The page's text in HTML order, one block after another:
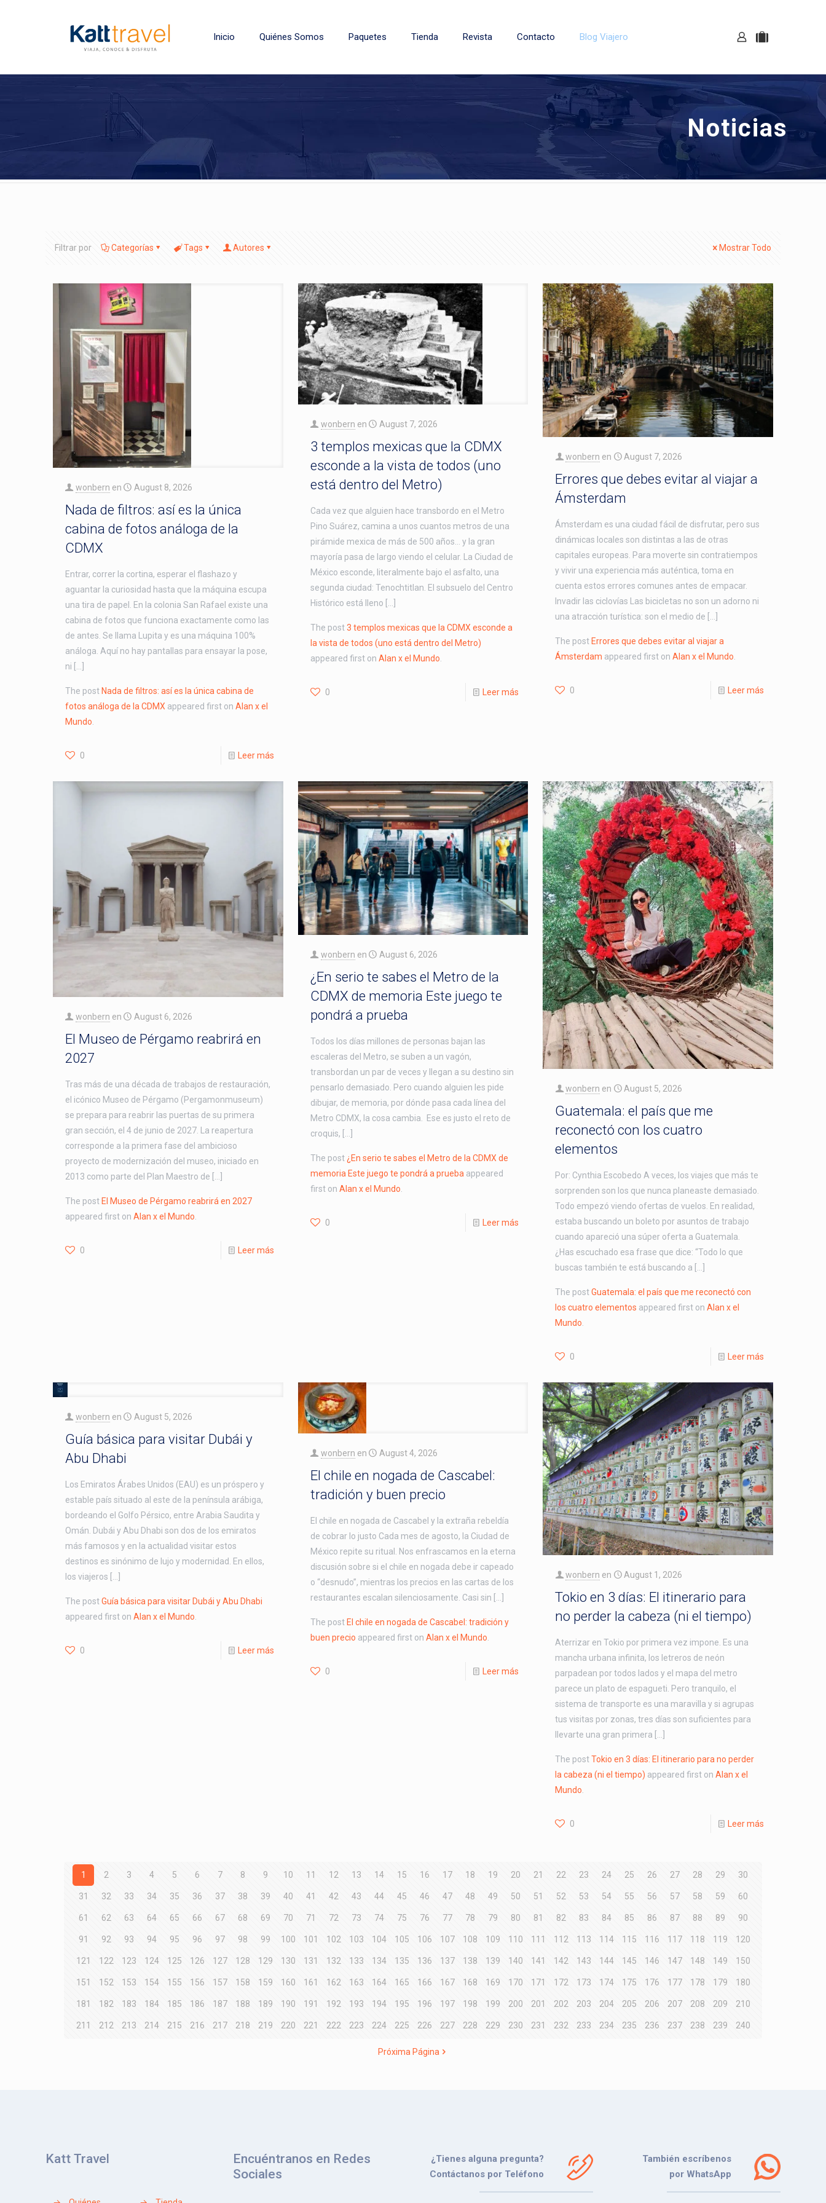
Inicio Quiénes Somos Paquetes Tienda Revista Contacto Blog Viajero
Noticias
Filtrar por Categorías Tags Autores Mostrar Todo
wonbern en August 8, 2026
Nada de filtros: así es la única
cabina de fotos análoga de la
CDMX
Entrar, correr la cortina, esperar el flashazo y
aguantar la curiosidad hasta que la máquina escupa
una tira de papel. En la colonia San Rafael existe una
cabina de fotos que funciona exactamente como las
de antes. Se llama Lupita y es una máquina 100%
análoga. Aquí no hay pantallas para ensayar la pose,
ni […]
The post Nada de filtros: así es la única cabina de
fotos análoga de la CDMX appeared first on Alan x el
Mundo
0 Leer más
wonbern en August 7, 2026
3 templos mexicas que la CDMX
esconde a la vista de todos (uno
está dentro del Metro)
Cada vez que alguien hace transbordo en el Metro
Pino Suárez, camina a unos cuantos metros de una
pirámide mexica de más de 500 años… y la gran
mayoría pasa de largo viendo el celular. La Ciudad de
México esconde, literalmente bajo el asfalto, una
segunda ciudad: Tenochtitlan. El subsuelo del Centro
Histórico está lleno […]
The post3 templos mexicas que la CDMX esconde a
la vista de todos (uno está dentro del Metro)
appeared first on Alan x el Mundo
0 Leer más
wonbern en August 7, 2026
Errores que debes evitar al viajar a
Ámsterdam
Ámsterdam es una ciudad fácil de disfrutar, pero sus
dinámicas locales son distintas a las de otras
capitales europeas. Para moverte sin contratiempos
y vivir una experiencia más auténtica, toma en
cuenta estos errores comunes antes de empacar.
Invadir las ciclovías Las bicicletas no son un adorno ni
una atracción turística: son el medio de […]
The post Errores que debes evitar al viajar a
Ámsterdam appeared first onAlan x el Mundo.
0 Leer más
wonbern en August 6, 2026
El Museo de Pérgamo reabrirá en
2027
Tras más de una década de trabajos de restauración,
el icónico Museo de Pérgamo (Pergamonmuseum)
se prepara para reabrir las puertas de su primera
gran sección, el 4 de junio de 2027. La reapertura
corresponde a la primera fase del ambicioso
proyecto de modernización del museo, iniciado en
2013 como parte del Plan Maestro de […]
The post El Museo de Pérgamo reabrirá en 2027
appeared first on Alan x el Mundo.
0 Leer más
wonbern en August 6, 2026
¿En serio te sabes el Metro de la
CDMX de memoria Este juego te
pondrá a prueba
Todos los días millones de personas bajan las
escaleras del Metro, se suben a un vagón,
transbordan un par de veces y llegan a su destino sin
pensarlo demasiado. Pero cuando alguien les pide
dibujar, de memoria, por dónde pasa cada línea del
Metro CDMX, la cosa cambia. Ese es justo el reto de
croquis, […]
The post ¿En serio te sabes el Metro de la CDMX de
memoria Este juego te pondrá a prueba appeared
first on Alan x el Mundo
0 Leer más
wonbern en August 5, 2026
Guatemala: el país que me
reconectó con los cuatro
elementos
Por: Cynthia Escobedo A veces, los viajes que más te
sorprenden son los que nunca planeaste demasiado.
Todo empezó viendo ofertas de vuelos. En realidad,
estaba buscando un boleto por asuntos de trabajo
cuando apareció una súper oferta a Guatemala.
¿Has escuchado esa frase que dice: “Todo lo que
buscas también te está buscando a […]
The postGuatemala: el país que me reconectó con
los cuatro elementos appeared first onAlan x el
Mundo
0 Leer más
wonbern en August 5, 2026
Guía básica para visitar Dubái y
Abu Dhabi
Los Emiratos Árabes Unidos (EAU) es un próspero y
estable país situado al este de la península arábiga,
bordeando el Golfo Pérsico, entre Arabia Saudita y
Omán. Dubái y Abu Dhabi son dos de los emiratos
más famosos y en la actualidad visitar estos
destinos es sinónimo de lujo y modernidad. En ellos,
los viajeros […]
The postGuía básica para visitar Dubái y Abu Dhabi
appeared first on Alan x el Mundo
0 Leer más
wonbern en August 4, 2026
El chile en nogada de Cascabel:
tradición y buen precio
El chile en nogada de Cascabel y la extraña rebeldía
de cobrar lo justo Cada mes de agosto, la Ciudad de
México repite su ritual. Nos enfrascamos en la eterna
discusión sobre si el chile en nogada debe ir capeado
o “desnudo”, mientras los precios en las cartas de los
restaurantes escalan silenciosamente. Casi sin […]
The postEl chile en nogada de Cascabel: tradición y
buen precio appeared first on Alan x el Mundo
0 Leer más
wonbern en August 1, 2026
Tokio en 3 días: El itinerario para
no perder la cabeza (ni el tiempo)
Aterrizar en Tokio por primera vez impone. Es una
mancha urbana infinita, los letreros de neón
parpadean por todos lados y el mapa del metro
parece un plato de espagueti. Pero tranquilo, el
sistema de transporte es una maravilla y si agrupas
tus visitas por zonas, tres días son suficientes para
llevarte una gran primera […]
The postTokio en 3 días: El itinerario para no perder
la cabeza (ni el tiempo) appeared first onAlan x el
Mundo
0 Leer más
1 2 3 4 5 6 7 8 9 10 11 12 13 14 15 16 17 18 19 20 21 22 23 24 25 26 27 28 29 30
31 32 33 34 35 36 37 38 39 40 41 42 43 44 45 46 47 48 49 50 51 52 53 54 55 56 57 58 59 60
61 62 63 64 65 66 67 68 69 70 71 72 73 74 75 76 77 78 79 80 81 82 83 84 85 86 87 88 89 90
91 92 93 94 95 96 97 98 99 100 101 102 103 104 105 106 107 108 109 110 111 112 113 114 115 116 117 118 119 120
121 122 123 124 125 126 127 128 129 130 131 132 133 134 135 136 137 138 139 140 141 142 143 144 145 146 147 148 149 150
151 152 153 154 155 156 157 158 159 160 161 162 163 164 165 166 167 168 169 170 171 172 173 174 175 176 177 178 179 180
181 182 183 184 185 186 187 188 189 190 191 192 193 194 195 196 197 198 199 200 201 202 203 204 205 206 207 208 209 210
211 212 213 214 215 216 217 218 219 220 221 222 223 224 225 226 227 228 229 230 231 232 233 234 235 236 237 238 239 240
Próxima Página
Katt Travel
Encuéntranos en Redes
Sociales
¿Tienes alguna pregunta?
Contáctanos por Teléfono
También escríbenos
por WhatsApp